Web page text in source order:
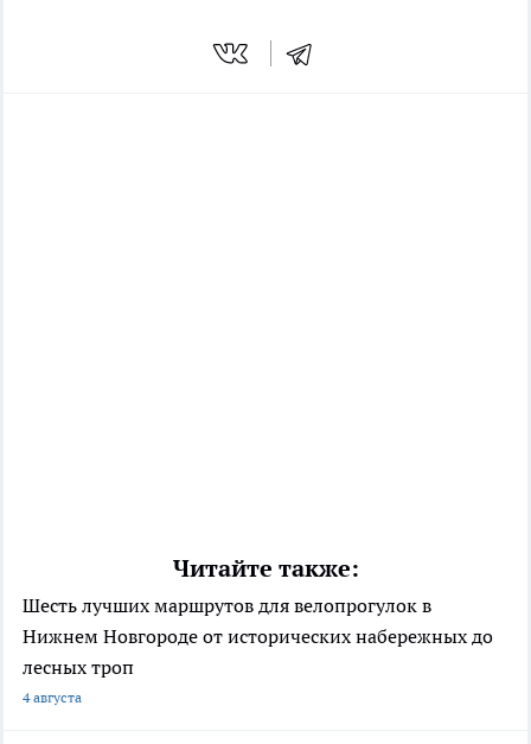
Читайте также:
Шесть лучших маршрутов для велопрогулок в
Нижнем Новгороде от исторических набережных до
лесных троп
4 августа